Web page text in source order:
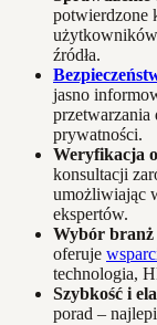
potwierdzone
źródła.
jasno
przetwarzania
prywatności.
Weryfikacja
konsultacji
umożliwiając
ekspertów.
Wybór branż
oferuje
technologia,
Szybkość i
porad –